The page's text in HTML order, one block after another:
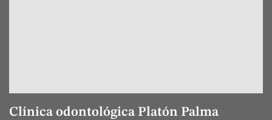
Clínica odontológica Platón Palma